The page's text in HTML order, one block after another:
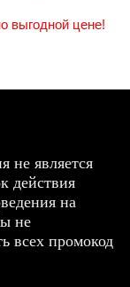
выгодной цене!
не является
действия
на
не
всех промокод